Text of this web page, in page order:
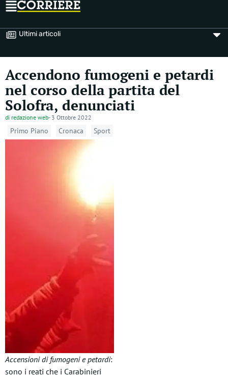
Ultimi articoli
Accendono fumogeni e petardi
nel corso della partita del
Solofra, denunciati
di redazione web- 3 Ottobre 2022
Primo Piano Cronaca Sport
Accensioni di fumogeni e petardi:
sono i reati che i Carabinieri